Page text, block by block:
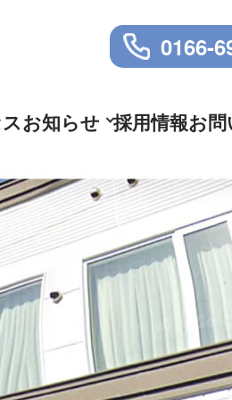
0166-
お知らせ 採用情報お